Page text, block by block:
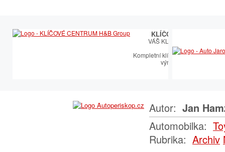
KLÍČOVÉ CENTRUM
VÁŠ KLÍČOVÝ PARTNER
Kompletní klíčařský sortiment
výroby autoklíčů
Autor: Jan
Automobilka:
Rubrika: Archiv